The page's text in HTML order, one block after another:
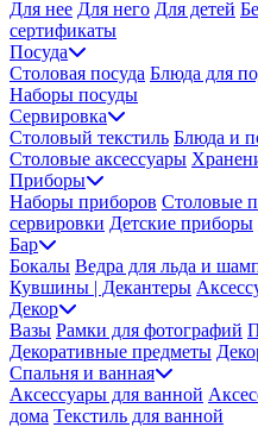
Для нее Для него Для детей
сертификаты
Посуда
Столовая посуда Блюда для
Наборы посуды
Сервировка
Столовый текстиль Блюда и
Столовые аксессуары
Приборы
Наборы приборов Столовые
сервировки Детские приборы
Бар
Бокалы Ведра для льда и
Кувшины | Декантеры
Декор
Вазы Рамки для фотографий
Декоративные предметы
Спальня и ванная
Аксессуары для ванной
дома Текстиль для ванной